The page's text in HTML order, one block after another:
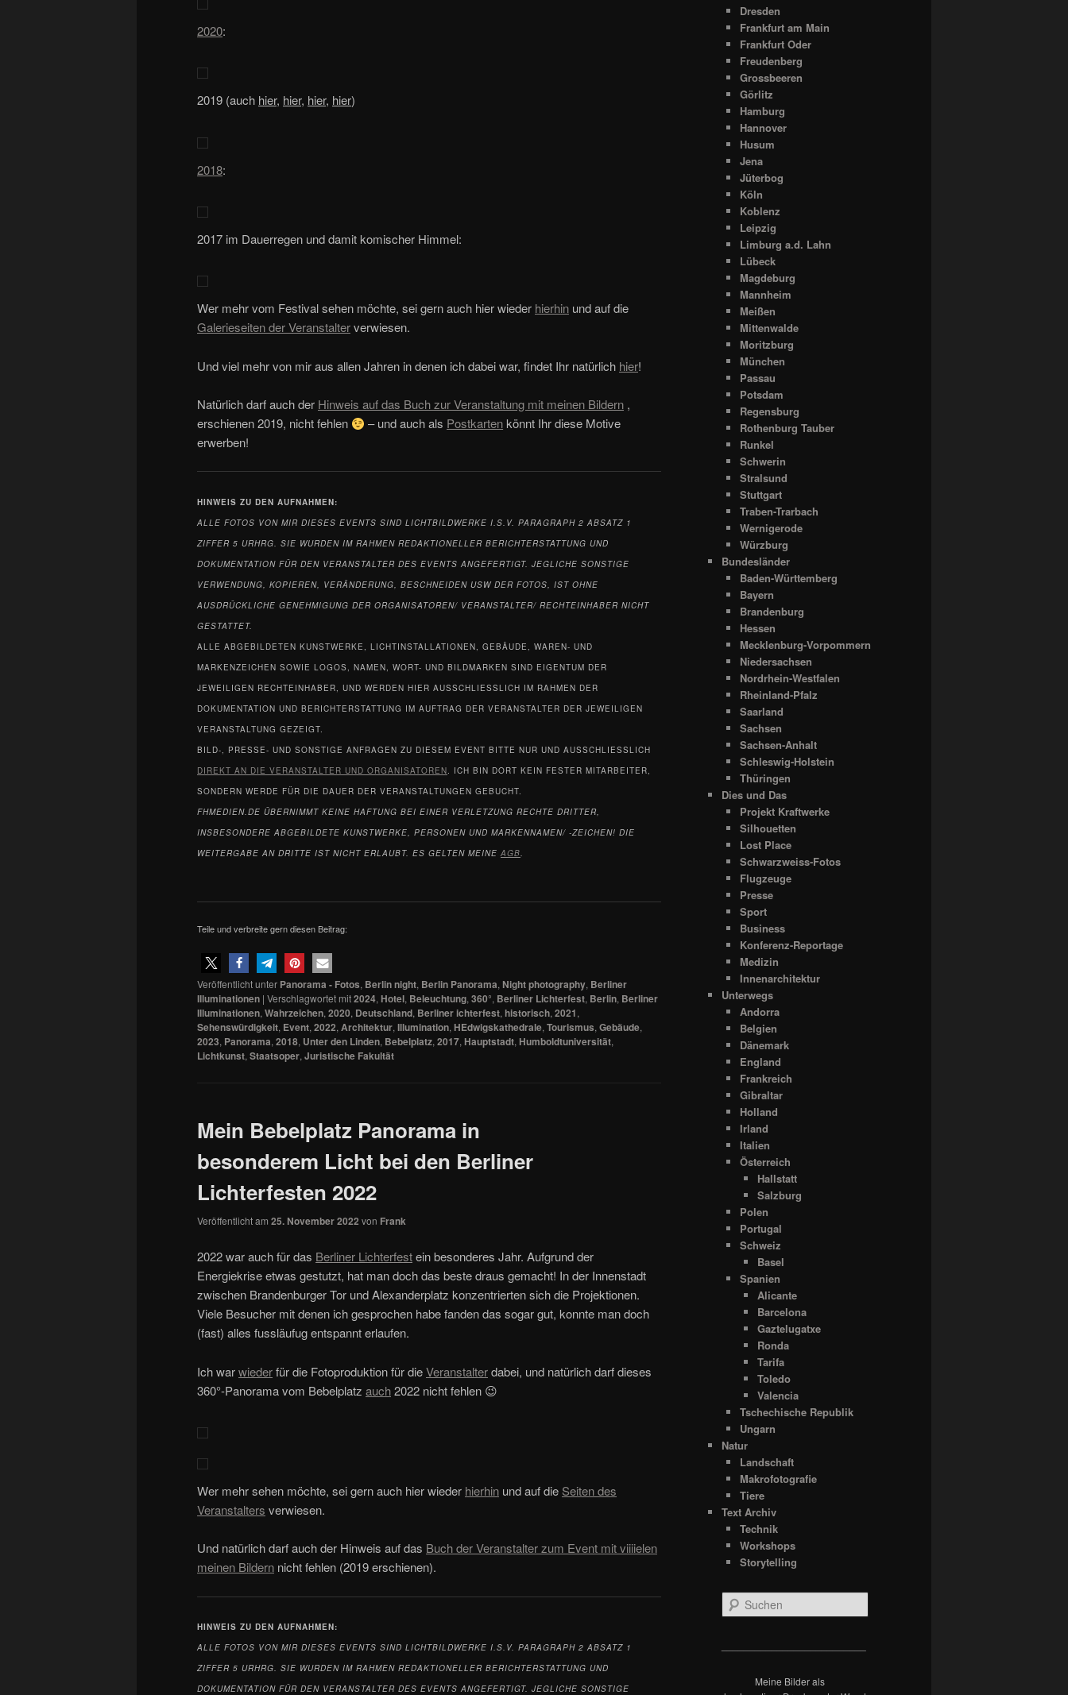
2020:
2019 (auch hier, hier, hier, hier)
2018:
2017 im Dauerregen und damit komischer Himmel:
Wer mehr vom Festival sehen möchte, sei gern auch hier wieder hierhin und auf die
Galerieseiten der Veranstalterverwiesen.
Und viel mehr von mir aus allen Jahren in denen ich dabei war, findet Ihr natürlich hier!
Natürlich darf auch der Hinweis auf das Buch zur Veranstaltung mit meinen Bildern ,
erschienen 2019, nicht fehlen
– und auch als Postkarten könnt Ihr diese Motive
erwerben!
HINWEIS ZU DEN AUFNAHMEN:
ALLE FOTOS VON MIR DIESES EVENTS SIND LICHTBILDWERKE I.S.V. PARAGRAPH 2 ABSATZ 1
ZIFFER 5 URHRG. SIE WURDEN IM RAHMEN REDAKTIONELLER BERICHTERSTATTUNG UND
DOKUMENTATION FÜR DEN VERANSTALTER DES EVENTS ANGEFERTIGT. JEGLICHE SONSTIGE
VERWENDUNG, KOPIEREN, VERÄNDERUNG, BESCHNEIDEN USW DER FOTOS, IST OHNE
AUSDRÜCKLICHE GENEHMIGUNG DER ORGANISATOREN/ VERANSTALTER/ RECHTEINHABER NICHT
GESTATTET.
ALLE ABGEBILDETEN KUNSTWERKE, LICHTINSTALLATIONEN, GEBÄUDE, WAREN- UND
MARKENZEICHEN SOWIE LOGOS, NAMEN, WORT- UND BILDMARKEN SIND EIGENTUM DER
JEWEILIGEN RECHTEINHABER, UND WERDEN HIER AUSSCHLIESSLICH IM RAHMEN DER
DOKUMENTATION UND BERICHTERSTATTUNG IM AUFTRAG DER VERANSTALTER DER JEWEILIGEN
VERANSTALTUNG GEZEIGT.
BILD-, PRESSE- UND SONSTIGE ANFRAGEN ZU DIESEM EVENT BITTE NUR UND AUSSCHLIESSLICH
DIREKT AN DIE VERANSTALTER UND ORGANISATOREN . ICH BIN DORT KEIN FESTER MITARBEITER,
SONDERN WERDE FÜR DIE DAUER DER VERANSTALTUNGEN GEBUCHT.
FHMEDIEN.DE ÜBERNIMMT KEINE HAFTUNG BEI EINER VERLETZUNG RECHTE DRITTER,
INSBESONDERE ABGEBILDETE KUNSTWERKE, PERSONEN UND MARKENNAMEN/ -ZEICHEN! DIE
WEITERGABE AN DRITTE IST NICHT ERLAUBT. ES GELTEN MEINE AGB
Teile und verbreite gern diesen Beitrag:
Veröffentlicht unter Panorama - Fotos, Berlin night, Berlin Panorama, Night photography, Berliner
Illuminationen | Verschlagwortet mit2024, Hotel, Beleuchtung, 360°, Berliner Lichterfest, Berlin, Berliner
Illuminationen, Wahrzeichen, 2020, Deutschland, Berliner ichterfest, historisch, 2021,
Sehenswürdigkeit, Event, 2022, Architektur, Illumination, HEdwigskathedrale, Tourismus, Gebäude,
2023, Panorama, 2018, Unter den Linden, Bebelplatz, 2017, Hauptstadt, Humboldtuniversität,
Lichtkunst, Staatsoper, Juristische Fakultät
Mein Bebelplatz Panorama in
besonderem Licht bei den Berliner
Lichterfesten 2022
Veröffentlicht am 25. November 2022 von Frank
2022 war auch für das Berliner Lichterfestein besonderes Jahr. Aufgrund der
Energiekrise etwas gestutzt, hat man doch das beste draus gemacht! In der Innenstadt
zwischen Brandenburger Tor und Alexanderplatz konzentrierten sich die Projektionen.
Viele Besucher mit denen ich gesprochen habe fanden das sogar gut, konnte man doch
(fast) alles fussläufug entspannt erlaufen.
Ich warwiederfür die Fotoproduktion für dieVeranstalterdabei, und natürlich darf dieses
360°-Panorama vom Bebelplatz auch2022 nicht fehlen 😉
Wer mehr sehen möchte, sei gern auch hier wieder hierhin und auf die Seiten des
Veranstalters verwiesen.
Und natürlich darf auch der Hinweis auf das Buch der Veranstalter zum Event mit viiiielen
meinen Bildern nicht fehlen (2019 erschienen).
HINWEIS ZU DEN AUFNAHMEN:
ALLE FOTOS VON MIR DIESES EVENTS SIND LICHTBILDWERKE I.S.V. PARAGRAPH 2 ABSATZ 1
ZIFFER 5 URHRG. SIE WURDEN IM RAHMEN REDAKTIONELLER BERICHTERSTATTUNG UND
DOKUMENTATION FÜR DEN VERANSTALTER DES EVENTS ANGEFERTIGT. JEGLICHE SONSTIGE
Dresden
Frankfurt am Main
Frankfurt Oder
Freudenberg
Grossbeeren
Görlitz
Hamburg
Hannover
Husum
Jena
Jüterbog
Köln
Koblenz
Leipzig
Limburg a.d. Lahn
Lübeck
Magdeburg
Mannheim
Meißen
Mittenwalde
Moritzburg
München
Passau
Potsdam
Regensburg
Rothenburg Tauber
Runkel
Schwerin
Stralsund
Stuttgart
Traben-Trarbach
Wernigerode
Würzburg
Bundesländer
Baden-Württemberg
Bayern
Brandenburg
Hessen
Mecklenburg-Vorpommern
Niedersachsen
Nordrhein-Westfalen
Rheinland-Pfalz
Saarland
Sachsen
Sachsen-Anhalt
Schleswig-Holstein
Thüringen
Dies und Das
Projekt Kraftwerke
Silhouetten
Lost Place
Schwarzweiss-Fotos
Flugzeuge
Presse
Sport
Business
Konferenz-Reportage
Medizin
Innenarchitektur
Unterwegs
Andorra
Belgien
Dänemark
England
Frankreich
Gibraltar
Holland
Irland
Italien
Österreich
Hallstatt
Salzburg
Polen
Portugal
Schweiz
Basel
Spanien
Alicante
Barcelona
Gaztelugatxe
Ronda
Tarifa
Toledo
Valencia
Tschechische Republik
Ungarn
Natur
Landschaft
Makrofotografie
Tiere
Text Archiv
Technik
Workshops
Storytelling
u
Meine Bilder als